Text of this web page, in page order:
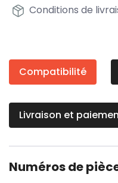
Conditions de
Compatibilité
Livraison et
Numéros de